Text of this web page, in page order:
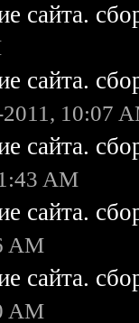
сайта.
сайта.
10:07
сайта.
AM
сайта.
AM
сайта.
AM